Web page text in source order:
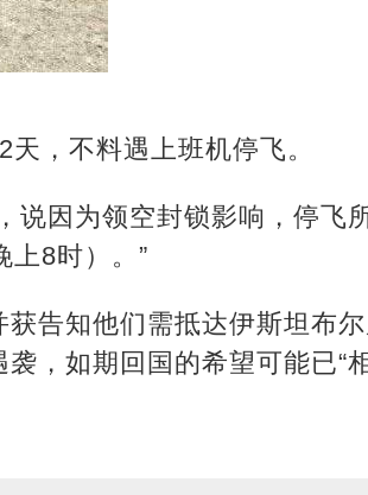
，不料遇上班机停飞。
说因为领空封锁影响，停飞
上8时）。”
告知他们需抵达伊斯坦布
，如期回国的希望可能已“